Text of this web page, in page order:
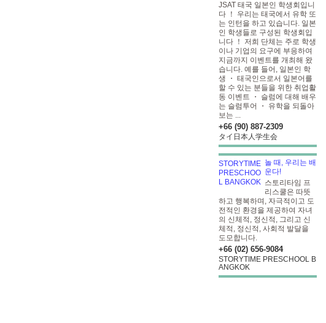
JSAT 태국 일본인 학생회입니
다 ！ 우리는 태국에서 유학 또
는 인턴을 하고 있습니다. 일본
인 학생들로 구성된 학생회입
니다 ！ 저희 단체는 주로 학생
이나 기업의 요구에 부응하여
지금까지 이벤트를 개최해 왔
습니다. 예를 들어, 일본인 학
생 ・ 태국인으로서 일본어를
할 수 있는 분들을 위한 취업활
동 이벤트 ・ 슬럼에 대해 배우
는 슬럼투어 ・ 유학을 되돌아
보는 ...
+66 (90) 887-2309
タイ日本人学生会
놀 때, 우리는 배
운다!
스토리타임 프
리스쿨은 따뜻
하고 행복하며, 자극적이고 도
전적인 환경을 제공하여 자녀
의 신체적, 정신적, 그리고 신
체적, 정신적, 사회적 발달을
도모합니다.
+66 (02) 656-9084
STORYTIME PRESCHOOL B
ANGKOK